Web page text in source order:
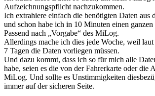
Aufzeichnungspflicht nachzukommen.
Ich extrahiere einfach die benötigten Daten aus
und schon habe ich in 10 Minuten einen
Passend nach „Vorgabe“ des MiLog.
Allerdings mache ich dies jede Woche, weil
7 Tagen die Daten vorliegen müssen.
Und dazu kommt, dass ich so für mich alle
habe, seien es die von der Fahrerkarte oder die
MiLog. Und sollte es Unstimmigkeiten
immer auf der sicheren Seite.